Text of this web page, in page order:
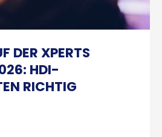
DER XPERTS
HDI-
RICHTIG